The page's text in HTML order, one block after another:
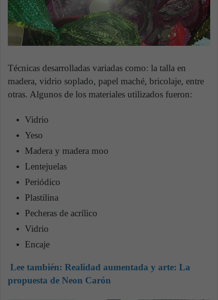
Técnicas desarrolladas variadas como: la talla en
madera, vidrio soplado, papel maché, bricolaje, entre
otras. Algunos de los materiales utilizados fueron:
Vidrio
Yeso
Madera y madera moo
Lentejuelas
Periódico
Plastilina
Pecheras de acrílico
Vidrio
Encaje
Lee también: Realidad aumentada y arte: La
propuesta de Neon Carón